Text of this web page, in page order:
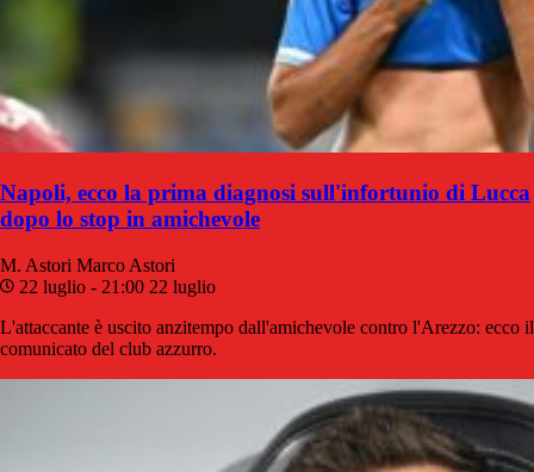
Napoli, ecco la prima diagnosi sull'infortunio di Lucca
dopo lo stop in amichevole
M. Astori Marco Astori
22 luglio - 21:00 22 luglio
L'attaccante è uscito anzitempo dall'amichevole contro l'Arezzo: ecco il
comunicato del club azzurro.